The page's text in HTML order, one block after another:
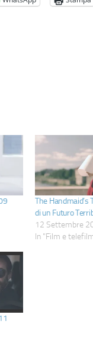
The Handmaid’s
di un Futuro
12 Settembre
In "Film e